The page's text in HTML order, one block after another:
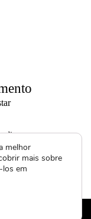
dicas
autorais
melhor
mais sobre
los em